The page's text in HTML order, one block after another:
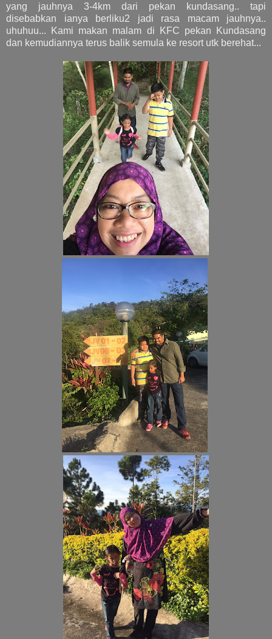
yang jauhnya 3-4km dari pekan kundasang.. tapi
disebabkan ianya berliku2 jadi rasa macam jauhnya..
uhuhuu... Kami makan malam di KFC pekan Kundasang
dan kemudiannya terus balik semula ke resort utk berehat...